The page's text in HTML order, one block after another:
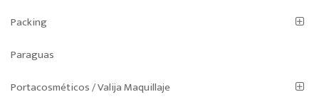
Packing
Paraguas
Portacosméticos / Valija Maquillaje